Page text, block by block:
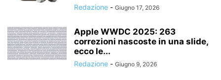
Redazione - Giugno 17, 2026
Apple WWDC 2025: 263
correzioni nascoste in una slide,
ecco le...
Redazione - Giugno 9, 2026